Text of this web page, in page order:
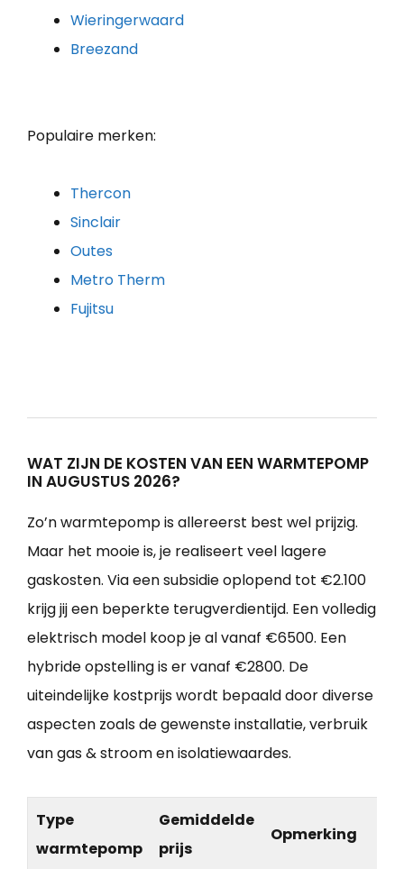
Wieringerwaard
Breezand
Populaire merken:
Thercon
Sinclair
Outes
Metro Therm
Fujitsu
WAT ZIJN DE KOSTEN VAN EEN WARMTEPOMP
IN AUGUSTUS 2026?
Zo’n warmtepomp is allereerst best wel prijzig.
Maar het mooie is, je realiseert veel lagere
gaskosten. Via een subsidie oplopend tot €2.100
krijg jij een beperkte terugverdientijd. Een volledig
elektrisch model koop je al vanaf €6500. Een
hybride opstelling is er vanaf €2800. De
uiteindelijke kostprijs wordt bepaald door diverse
aspecten zoals de gewenste installatie, verbruik
van gas & stroom en isolatiewaardes.
Type
warmtepomp
Gemiddelde
prijs
Opmerking